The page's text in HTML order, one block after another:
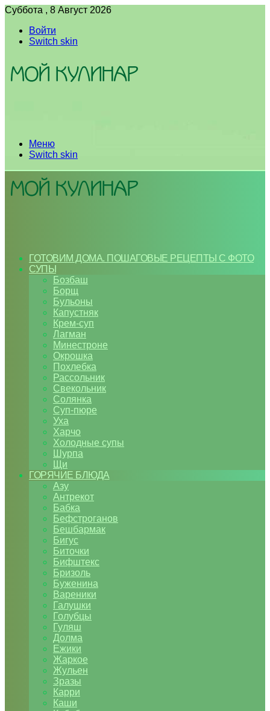
Суббота , 8 Август 2026
Войти
Switch skin
Меню
Switch skin
ГОТОВИМ ДОМА. ПОШАГОВЫЕ РЕЦЕПТЫ С ФОТО
СУПЫ
Бозбаш
Борщ
Бульоны
Капустняк
Крем-суп
Лагман
Минестроне
Окрошка
Похлебка
Рассольник
Свекольник
Солянка
Суп-пюре
Уха
Харчо
Холодные супы
Шурпа
Щи
ГОРЯЧИЕ БЛЮДА
Азу
Антрекот
Бабка
Бефстроганов
Бешбармак
Бигус
Биточки
Бифштекс
Бризоль
Буженина
Вареники
Галушки
Голубцы
Гуляш
Долма
Ежики
Жаркое
Жульен
Зразы
Карри
Каши